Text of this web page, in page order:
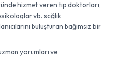
hizmet veren tıp doktorları,
vb. sağlık
buluşturan bağımsız bir
yorumları ve